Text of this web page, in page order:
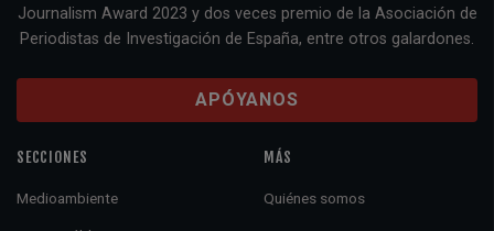
Journalism Award 2023 y dos veces premio de la Asociación de
Periodistas de Investigación de España, entre otros galardones.
APÓYANOS
SECCIONES
Medioambiente
MÁS
Quiénes somos